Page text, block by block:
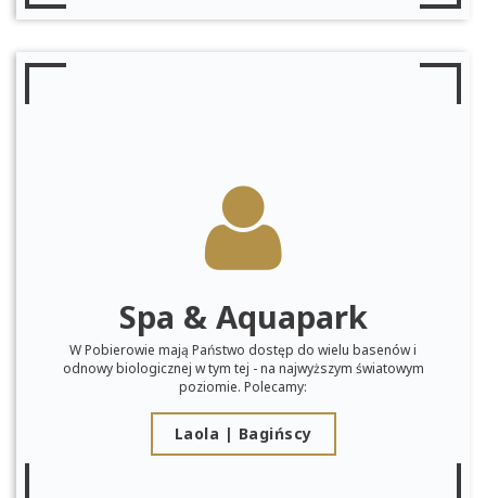
Spa & Aquapark
W Pobierowie mają Państwo dostęp do wielu basenów i
odnowy biologicznej w tym tej - na najwyższym światowym
poziomie. Polecamy:
Laola | Bagińscy